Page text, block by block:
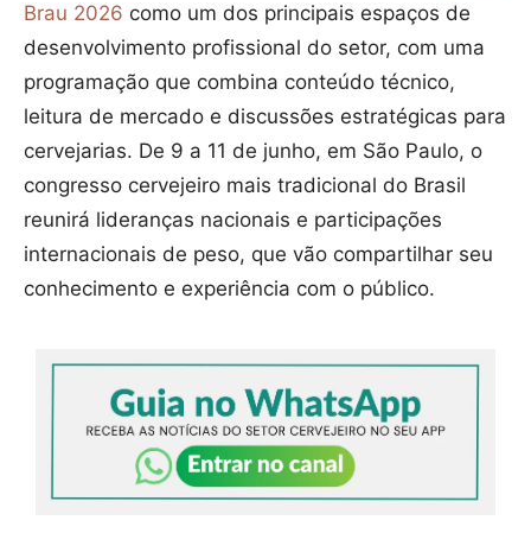
Brau 2026 como um dos principais espaços de
desenvolvimento profissional do setor, com uma
programação que combina conteúdo técnico,
leitura de mercado e discussões estratégicas para
cervejarias. De 9 a 11 de junho, em São Paulo, o
congresso cervejeiro mais tradicional do Brasil
reunirá lideranças nacionais e participações
internacionais de peso, que vão compartilhar seu
conhecimento e experiência com o público.